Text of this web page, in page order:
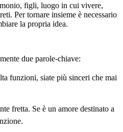
figli, luogo in cui vivere,
Per tornare insieme è necessario
la propria idea.
due parole-chiave:
funzioni, siate più sinceri che mai
fretta. Se è un amore destinato a